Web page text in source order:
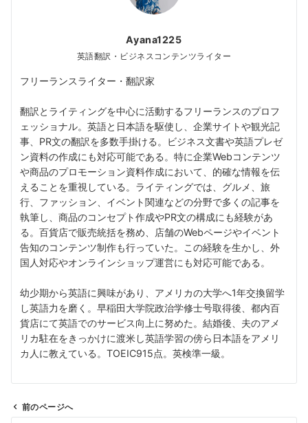
Ayana1225
英語翻訳・ビジネスコンテンツライター
フリーランスライター・翻訳家
翻訳とライティングを中心に活動するフリーランスのプロフ
ェッショナル。英語と日本語を駆使し、企業サイトや観光記
事、PR文の翻訳を多数手掛ける。ビジネス文書や英語プレゼ
ン資料の作成にも対応可能である。特に企業Webコンテンツ
や商品のプロモーション資料作成において、的確な情報を伝
えることを重視している。ライティングでは、グルメ、旅
行、ファッション、イベント関連などの分野で多くの記事を
執筆し、商品のコンセプト作成やPR文の構成にも経験があ
る。百貨店で販売統括を務め、店舗のWebページやイベント
告知のコンテンツ制作も行っていた。この経験を生かし、外
国人対応やオンラインショップ運営にも対応可能である。
幼少期から英語に興味があり、アメリカの大学へ1年交換留学
し英語力を磨く。早稲田大学院政治学修士号取得後、都内百
貨店にて英語でのサービス向上に努めた。結婚後、夫のアメ
リカ駐在をきっかけに渡米し英語学習の傍ら日本語をアメリ
カ人に教えている。TOEIC915点。英検準一級。
前のページへ